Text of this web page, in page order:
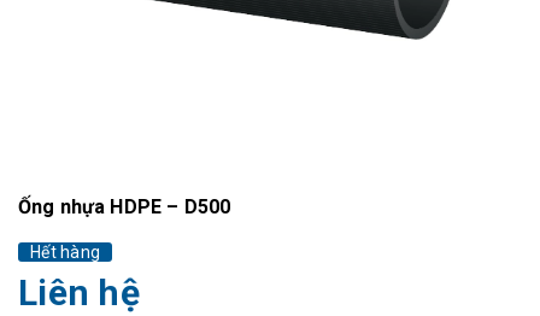
Ống nhựa HDPE – D500
Hết hàng
Liên hệ